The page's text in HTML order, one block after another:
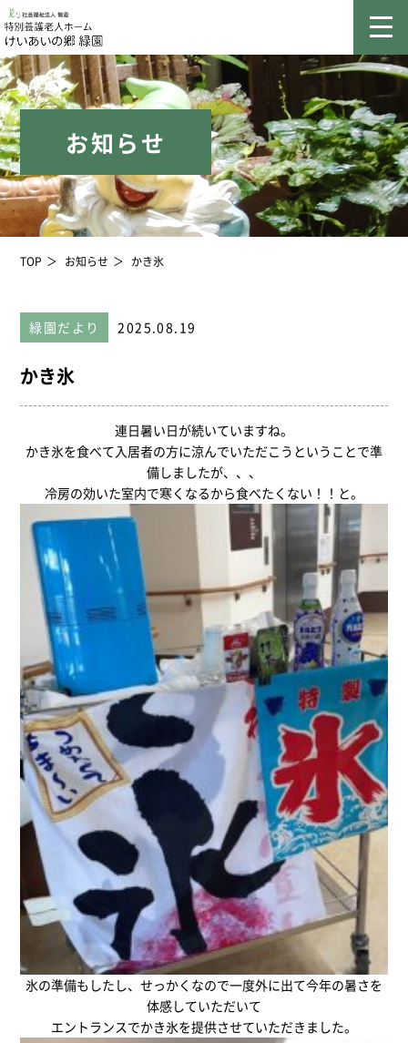
お知らせ
TOP お知らせ かき氷
緑園だより 2025.08.19
かき氷
連日暑い日が続いていますね。
かき氷を食べて入居者の方に涼んでいただこうということで準
備しましたが、、、
冷房の効いた室内で寒くなるから食べたくない！！と。
氷の準備もしたし、せっかくなので一度外に出て今年の暑さを
体感していただいて
エントランスでかき氷を提供させていただきました。